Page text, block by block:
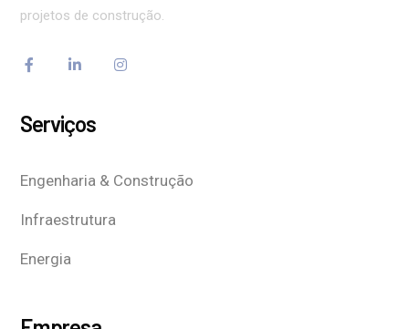
projetos de construção.
Serviços
Engenharia & Construção
Infraestrutura
Energia